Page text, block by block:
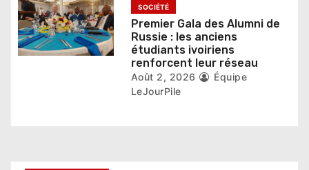
SOCIÉTÉ
Premier Gala des Alumni de
Russie : les anciens
étudiants ivoiriens
renforcent leur réseau
Août 2, 2026
Équipe
LeJourPile